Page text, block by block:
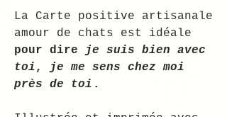
La Carte positive artisanale
amour de chats est idéale
pour dire
je suis bien avec
toi,
je me sens chez moi
près de toi .